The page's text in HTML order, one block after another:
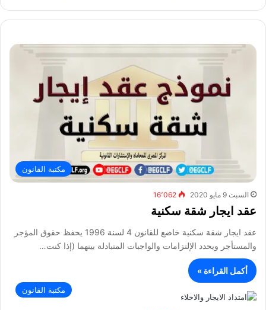
مكتبة القانون
السبت 9 مايو 2020 16٬062
عقد ايجار شقة سكنية
عقد ايجار شقة سكنية خاضع للقانون 4 لسنة 1996 يحفظ حقوق المؤجر
والمستأجر ويحدد الإلتزامات والواجبات المتبادلة بينهما (إذا كنت…
أكمل القراءة »
مكتبة القانون